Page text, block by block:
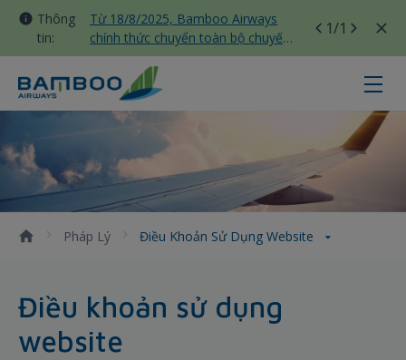
Thông
tin:
Từ 18/8/2025, Bamboo Airways
chính thức chuyển toàn bộ chuyến
bay nội địa sang nhà ga T3 Tân
Sơn Nhất
1/1
Điều khoản sử dụng website -
Pháp Lý Điều Khoản Sử Dụng Website
Điều khoản sử dụng
website